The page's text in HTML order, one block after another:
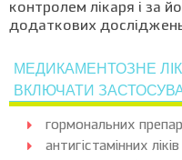
контролем лікаря і за
додаткових досліджень
МЕДИКАМЕНТОЗНЕ
ВКЛЮЧАТИ
гормональних
антигістамінних ліків